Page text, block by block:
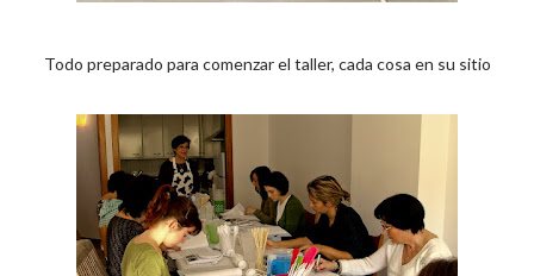
Todo preparado para comenzar el taller, cada cosa en su sitio